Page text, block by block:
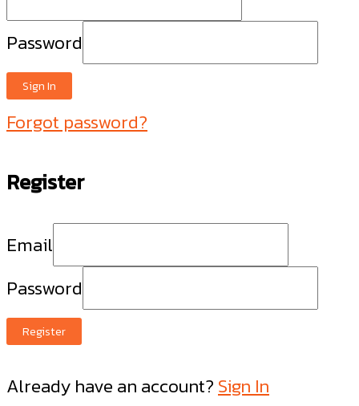
Password
Sign In
Forgot password?
Register
Email
Password
Register
Already have an account? Sign In